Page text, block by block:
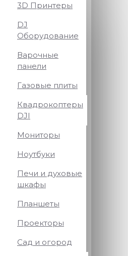
3D Принтеры
DJ
Оборудование
Варочные
панели
Газовые плиты
Квадрокоптеры
DJI
Мониторы
Ноутбуки
Печи и духовые
шкафы
Планшеты
Проекторы
Сад и огород